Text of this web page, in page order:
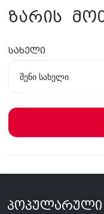
ზარის
სახელი
პოპულარული